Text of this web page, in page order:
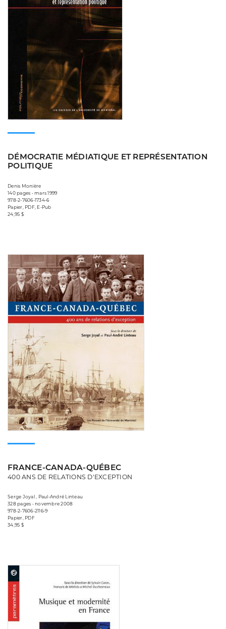
DÉMOCRATIE MÉDIATIQUE ET REPRÉSENTATION
POLITIQUE
Denis Monière
140 pages • mars 1999
978-2-7606-1734-6
Papier, PDF, E-Pub
24,95 $
FRANCE-CANADA-QUÉBEC
400 ANS DE RELATIONS D'EXCEPTION
Serge Joyal , Paul-André Linteau
328 pages • novembre 2008
978-2-7606-2116-9
Papier, PDF
34,95 $